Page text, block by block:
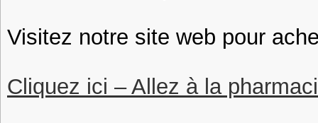
Visitez notre site web pour
Cliquez ici – Allez à la